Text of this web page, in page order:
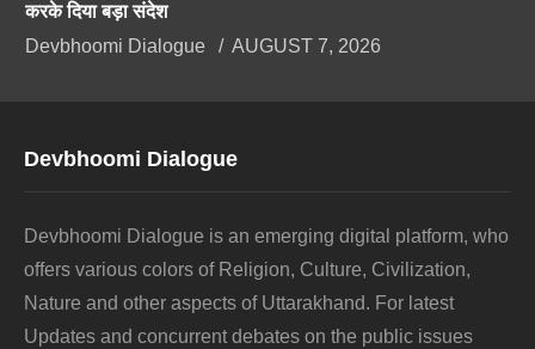
करके दिया बड़ा संदेश
Devbhoomi Dialogue
AUGUST 7, 2026
Devbhoomi Dialogue
Devbhoomi Dialogue is an emerging digital platform, who
offers various colors of Religion, Culture, Civilization,
Nature and other aspects of Uttarakhand. For latest
Updates and concurrent debates on the public issues